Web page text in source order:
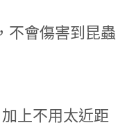
不會傷害到昆蟲
上不用太近距